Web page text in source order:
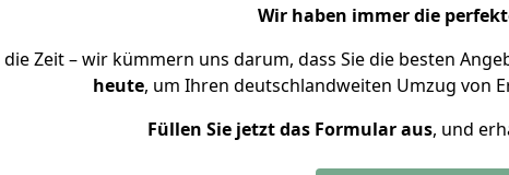
Wir haben immer die
die Zeit – wir kümmern uns darum, dass Sie die besten
heute, um Ihren deutschlandweiten Umzug von
Füllen Sie jetzt das Formular aus, und